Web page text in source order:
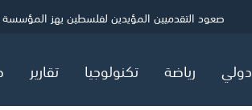
حماس: ننتظر ردًا رسميًا بشأن خارطة المرحلة الثانية
الصحة بغزة: شهيد و5 إصابات خلال 24 ساعة
صعود التقدميين المؤيدين لفلسطين يهز المؤسسة
دولي رياضة تكنولوجيا تقارير